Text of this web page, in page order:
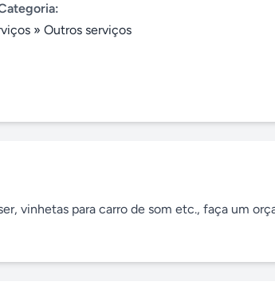
» Outros serviços
vinhetas para carro de som etc., faça um